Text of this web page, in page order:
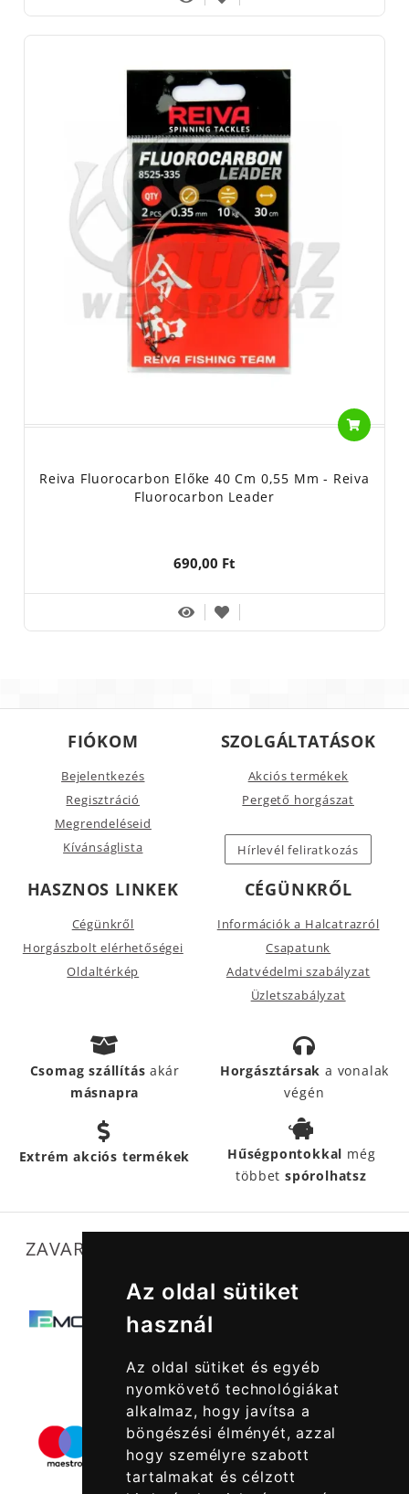
Az oldal sütiket
használ
Az oldal sütiket és egyéb
nyomkövető technológiákat
alkalmaz, hogy javítsa a
böngészési élményét, azzal
hogy személyre szabott
tartalmakat és célzott
Reiva Fluorocarbon Előke 40 Cm 0,55 Mm - Reiva
Fluorocarbon Leader
690,00 Ft
FIÓKOM
Bejelentkezés
Regisztráció
Megrendeléseid
Kívánságlista
SZOLGÁLTATÁSOK
Akciós termékek
Pergető horgászat
Hírlevél feliratkozás
HASZNOS LINKEK
Cégünkről
Horgászbolt elérhetőségei
Oldaltérkép
CÉGÜNKRŐL
Információk a Halcatrazról
Csapatunk
Adatvédelmi szabályzat
Üzletszabályzat
Csomag szállításakár
másnapra
Horgásztársak a vonalak
végén
Extrém akciós termékek Hűségpontokkal még
többetspórolhatsz
ZAVARTALAN MŰKÖDÉSÜNKET SEGÍTIK